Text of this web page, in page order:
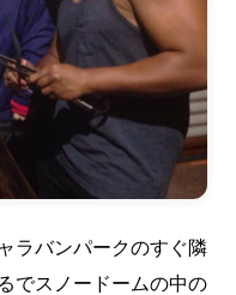
ラバンパークのすぐ隣
でスノードームの中の